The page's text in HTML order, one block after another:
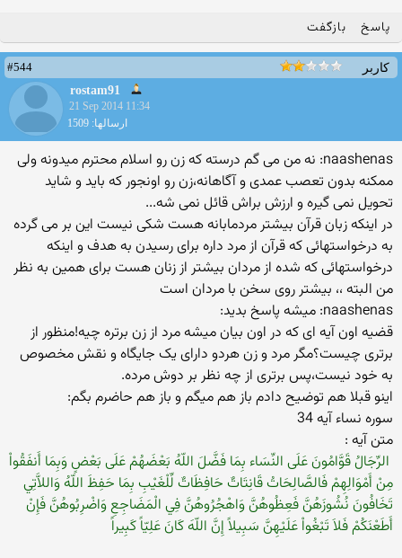
پاسخ بازگفت
کاربر
#544
rostam91
21 Sep 2014 11:34
ارسالها: 1509
naashenas: نه من می گم درسته که زن رو اسلام محترم میدونه ولی
ممکنه بدون تعصب عمدی و آگاهانه،زن رو اونجور که باید و شاید
تحویل نمی گیره و ارزش براش قائل نمی شه...
در اینکه زبان قرآن بیشتر مردمابانه هست شکی نیست این بر می گرده
به درخواستهائی که قرآن از مرد داره برای رسیدن به هدف و اینکه
درخواستهائی که شده از مردان بیشتر از زنان هست برای همین به نظر
من البته ،، بیشتر روی سخن با مردان است
naashenas: میشه پاسخ بدید:
قضیه اون آیه ای که در اون بیان میشه مرد از زن برتره چیه!منظور از
برتری چیست؟مگر مرد و زن هردو دارای یک جایگاه و نقش مخصوص
به خود نیست،پس برتری از چه نظر بر دوش مرده.
اینو قبلا هم توضیح دادم باز هم میگم و باز هم حاضرم بگم:
سوره نساء آيه 34
‏متن آيه : ‏
‏ الرِّجَالُ قَوَّامُونَ عَلَى النِّسَاء بِمَا فَضَّلَ اللّهُ بَعْضَهُمْ عَلَى بَعْضٍ وَبِمَا أَنفَقُواْ
مِنْ أَمْوَالِهِمْ فَالصَّالِحَاتُ قَانِتَاتٌ حَافِظَاتٌ لِّلْغَيْبِ بِمَا حَفِظَ اللّهُ وَاللاَّتِي
تَخَافُونَ نُشُوزَهُنَّ فَعِظُوهُنَّ وَاهْجُرُوهُنَّ فِي الْمَضَاجِعِ وَاضْرِبُوهُنَّ فَإِنْ
أَطَعْنَكُمْ فَلاَ تَبْغُواْ عَلَيْهِنَّ سَبِيلاً إِنَّ اللّهَ كَانَ عَلِيّاً كَبِيراً ‏